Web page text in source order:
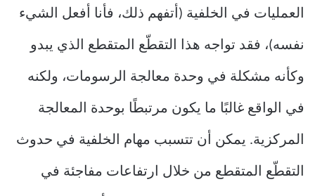
العمليات في الخلفية (أتفهم ذلك، فأنا أفعل الشيء
نفسه)، فقد تواجه هذا التقطّع المتقطع الذي يبدو
وكأنه مشكلة في وحدة معالجة الرسومات، ولكنه
في الواقع غالبًا ما يكون مرتبطًا بوحدة المعالجة
المركزية. يمكن أن تتسبب مهام الخلفية في حدوث
التقطّع المتقطع من خلال ارتفاعات مفاجئة في